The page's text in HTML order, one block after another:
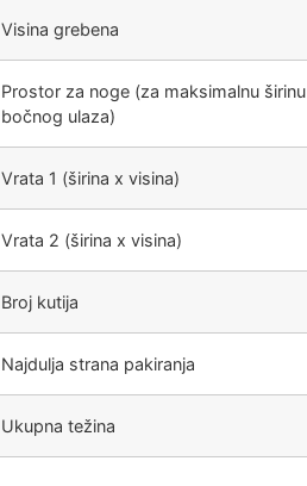
Visina grebena
Prostor za noge (za maksimalnu širinu
bočnog ulaza)
Vrata 1 (širina x visina)
Vrata 2 (širina x visina)
Broj kutija
Najdulja strana pakiranja
Ukupna težina